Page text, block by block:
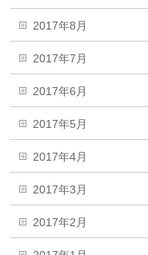
2017年8月
2017年7月
2017年6月
2017年5月
2017年4月
2017年3月
2017年2月